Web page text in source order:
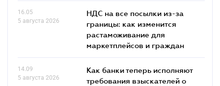
16.05
5 августа 2026
НДС на все посылки из-за
границы: как изменится
растаможивание для
маркетплейсов и граждан
14.09
5 августа 2026
Как банки теперь исполняют
требования взыскателей о